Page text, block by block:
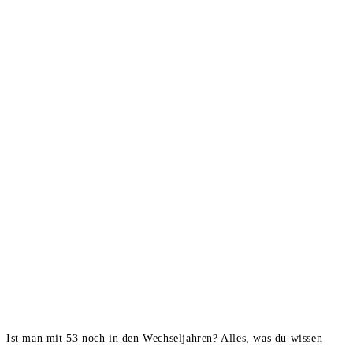
Ist man mit 53 noch in den Wechseljahren? Alles, was du wissen